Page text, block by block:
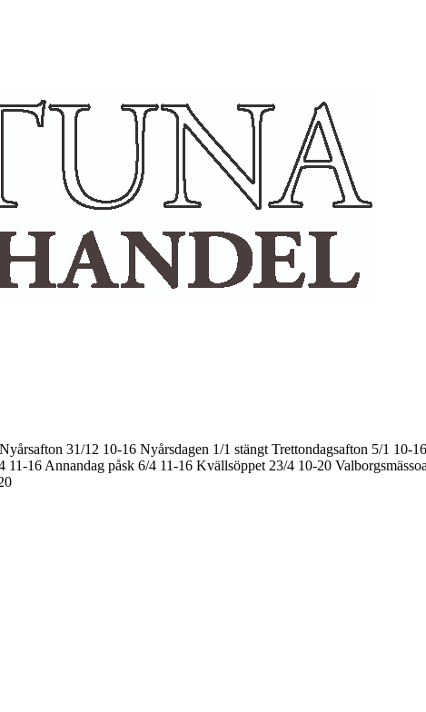
Nyårsafton 31/12 10-16 Nyårsdagen 1/1 stängt Trettondagsafton 5/1 10-16
11-16 Annandag påsk 6/4 11-16 Kvällsöppet 23/4 10-20